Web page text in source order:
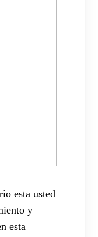
esta usted
y
esta